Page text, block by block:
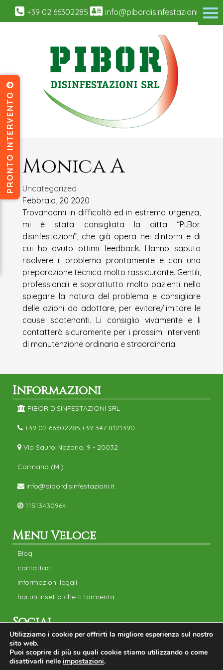
+39 02 66302285 info@pibordisinfestazioni.it
Monica A
Uncategorized
Febbraio, 20 2020
Trovandomi in difficoltà ed in estrema urgenza,
mi è stata consigliata la ditta “Pi.Bor.
disinfestazioni”, che già opera nei dintorni e di
cui ho avuto ottimi feedback. Hanno saputo
risolvere il problema prontamente e con una
preparazione tecnica molto rassicurante. Gentili,
professionali e soprattutto molto pazienti nello
spiegare la natura del problema e consigliare
delle azioni da adottare, per evitare/limitare le
cause scatenanti. Li consiglio vivamente e li
contatterò sicuramente per i prossimi interventi
di manutenzione ordinaria e straordinaria.
Informazioni
PIBOR DISINFESTAZIONI SRL
+39 02 66302285,+39 347 8121390
Via Sauro Nazario, 9 - 20032
Cormano (MI)
info@pibordisinfestazioni.it
11513430964
Menu Veloce
Blog
contattaci
Informazioni legali
hai un insetto che ti tormenta
Social
Informazioni Legali|Privacy Policy e Cookie Policy
PRONTO INTERVENTO
Utilizziamo i cookie per offrirti la migliore esperienza sul nostro
sito web.
Puoi scoprire di più su quali cookie stiamo utilizzando o come
disattivarli nelle impostazioni.